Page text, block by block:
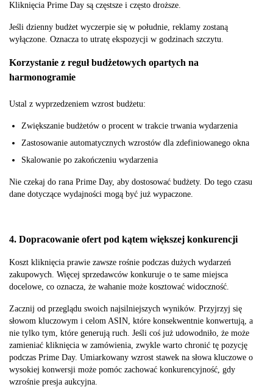
Kliknięcia Prime Day są częstsze i często droższe.
Jeśli dzienny budżet wyczerpie się w południe, reklamy zostaną
wyłączone. Oznacza to utratę ekspozycji w godzinach szczytu.
Korzystanie z reguł budżetowych opartych na
harmonogramie
Ustal z wyprzedzeniem wzrost budżetu:
Zwiększanie budżetów o procent w trakcie trwania wydarzenia
Zastosowanie automatycznych wzrostów dla zdefiniowanego okna
Skalowanie po zakończeniu wydarzenia
Nie czekaj do rana Prime Day, aby dostosować budżety. Do tego czasu
dane dotyczące wydajności mogą być już wypaczone.
4. Dopracowanie ofert pod kątem większej konkurencji
Koszt kliknięcia prawie zawsze rośnie podczas dużych wydarzeń
zakupowych. Więcej sprzedawców konkuruje o te same miejsca
docelowe, co oznacza, że wahanie może kosztować widoczność.
Zacznij od przeglądu swoich najsilniejszych wyników. Przyjrzyj się
słowom kluczowym i celom ASIN, które konsekwentnie konwertują, a
nie tylko tym, które generują ruch. Jeśli coś już udowodniło, że może
zamieniać kliknięcia w zamówienia, zwykle warto chronić tę pozycję
podczas Prime Day. Umiarkowany wzrost stawek na słowa kluczowe o
wysokiej konwersji może pomóc zachować konkurencyjność, gdy
wzrośnie presja aukcyjna.